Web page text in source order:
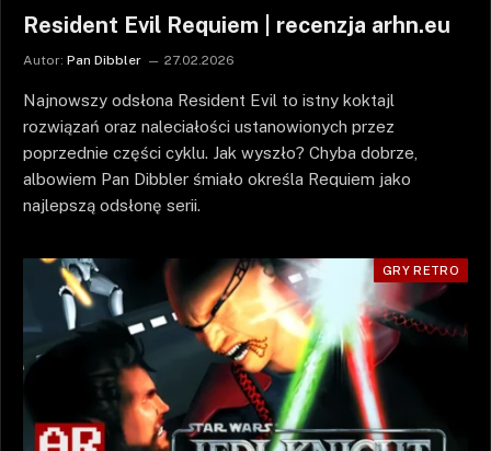
Resident Evil Requiem | recenzja arhn.eu
Autor: Pan Dibbler 27.02.2026
Najnowszy odsłona Resident Evil to istny koktajl
rozwiązań oraz naleciałości ustanowionych przez
poprzednie części cyklu. Jak wyszło? Chyba dobrze,
albowiem Pan Dibbler śmiało określa Requiem jako
najlepszą odsłonę serii.
GRY RETRO